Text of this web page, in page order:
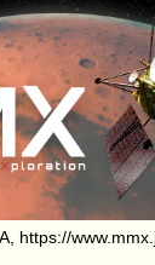
https://